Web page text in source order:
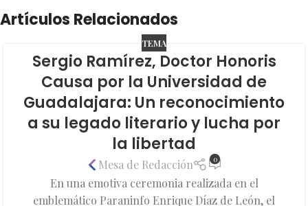
Artículos Relacionados
TEMA
Sergio Ramírez, Doctor Honoris
Causa por la Universidad de
Guadalajara: Un reconocimiento
a su legado literario y lucha por
la libertad
Mesa de Redacción 0
En una emotiva ceremonia realizada en el
emblemático Paraninfo Enrique Díaz de León, el